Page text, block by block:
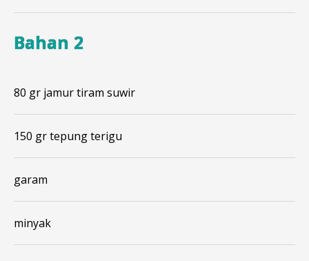
Bahan 2
80 gr jamur tiram suwir
150 gr tepung terigu
garam
minyak